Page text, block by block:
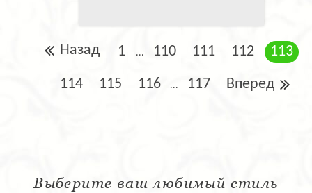
Назад 1 ... 110 111 112 113
114 115 116 ... 117 Вперед
Выберите ваш любимый стиль